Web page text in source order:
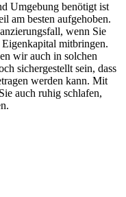
Umgebung benötigt ist
am besten aufgehoben.
wenn Sie
mitbringen.
wir auch in solchen
sichergestellt sein, dass
werden kann. Mit
auch ruhig schlafen,